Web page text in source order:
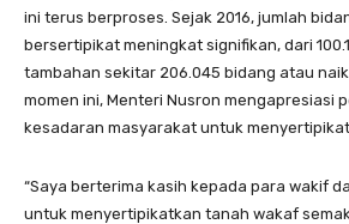
ini terus berproses. Sejak 2016, jumlah
bersertipikat meningkat signifikan, dari
tambahan sekitar 206.045 bidang atau naik
momen ini, Menteri Nusron mengapresiasi
kesadaran masyarakat untuk
“Saya berterima kasih kepada para wakif
untuk menyertipikatkan tanah wakaf